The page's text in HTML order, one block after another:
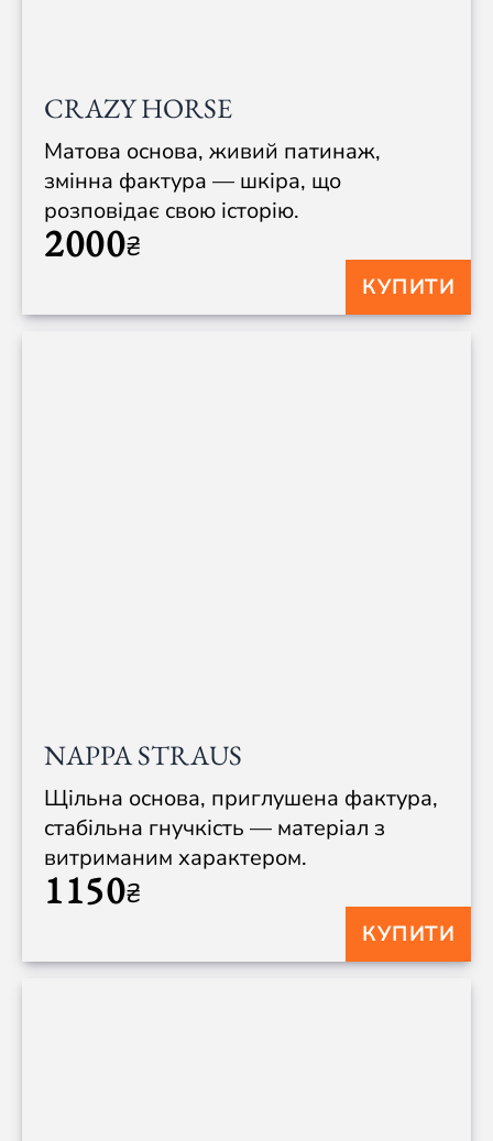
CRAZY HORSE
Матова основа, живий патинаж,
змінна фактура — шкіра, що
розповідає свою історію.
2000₴
КУПИТИ
NAPPA STRAUS
Щільна основа, приглушена фактура,
стабільна гнучкість — матеріал з
витриманим характером.
1150₴
КУПИТИ